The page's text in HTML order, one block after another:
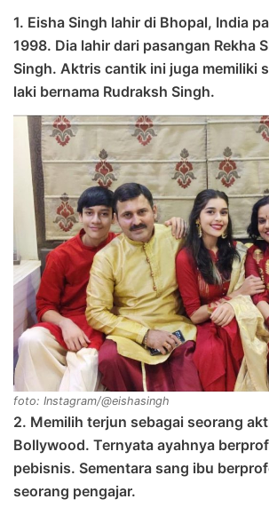
1. Eisha Singh lahir di Bhopal, India
1998. Dia lahir dari pasangan Rekha
Singh. Aktris cantik ini juga memiliki
laki bernama Rudraksh Singh.
foto: Instagram/@eishasingh
2. Memilih terjun sebagai seorang
Bollywood. Ternyata ayahnya
pebisnis. Sementara sang ibu
seorang pengajar.